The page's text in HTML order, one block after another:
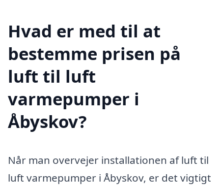
Hvad er med til at
bestemme prisen på
luft til luft
varmepumper i
Åbyskov?
Når man overvejer installationen af luft til
luft varmepumper i Åbyskov, er det vigtigt